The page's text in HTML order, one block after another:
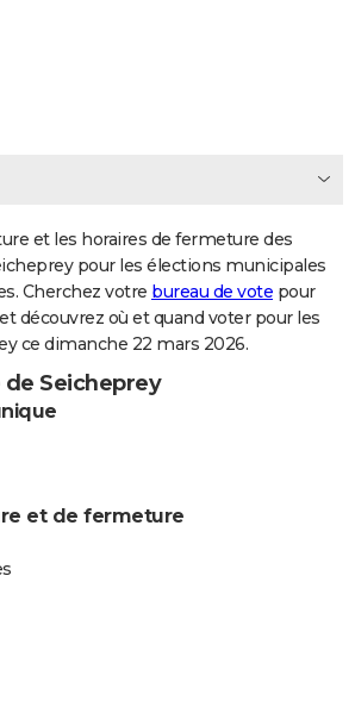
et les horaires de fermeture des
pour les élections municipales
Cherchez votre bureau de vote pour
découvrez où et quand voter pour les
ce dimanche 22 mars 2026.
Seicheprey
et de fermeture